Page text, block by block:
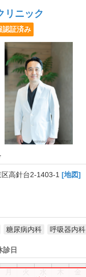
リニック
認証済み
高針台2-1403-1 [地図]
糖尿病内科 呼吸器内科
診日